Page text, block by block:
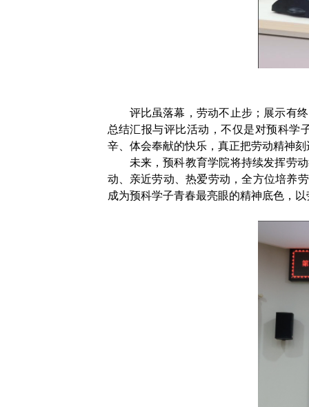
评比虽落幕，劳动不止步；展示有
总结汇报与评比活动，不仅是对预科学
辛、体会奉献的快乐，真正把劳动精神
未来，预科教育学院将持续发挥劳
动、亲近劳动、热爱劳动，全方位培养
成为预科学子青春最亮眼的精神底色，